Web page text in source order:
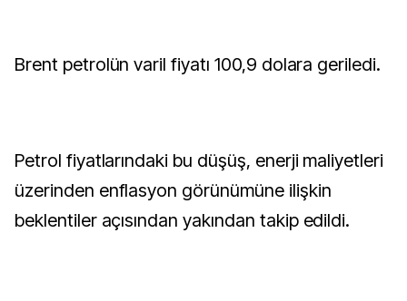
Brent petrolün varil fiyatı 100,9 dolara geriledi.
Petrol fiyatlarındaki bu düşüş, enerji maliyetleri
üzerinden enflasyon görünümüne ilişkin
beklentiler açısından yakından takip edildi.